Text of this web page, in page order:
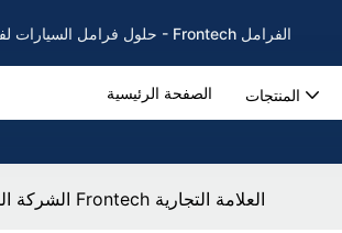
حلول فرامل السيارات لفرامل وسادات وأقراص الفرامل الأصلية منذ عام 2002 - Frontech الفرامل
الصفحة الرئيسية المنتجات
الشركة المصنعة لقطع غيار الفرامل بالجملة Frontech العلامة التجارية